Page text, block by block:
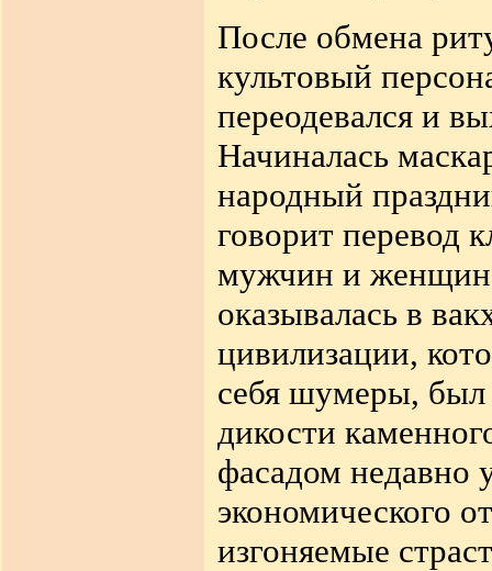
После обмена
культовый
переодевался и
Начиналась
народный
говорит перевод
мужчин и женщин
оказывалась в
цивилизации,
себя шумеры, был
дикости
фасадом недавно
экономического
изгоняемые